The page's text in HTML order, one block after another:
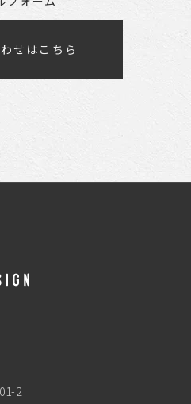
せはこちら
2